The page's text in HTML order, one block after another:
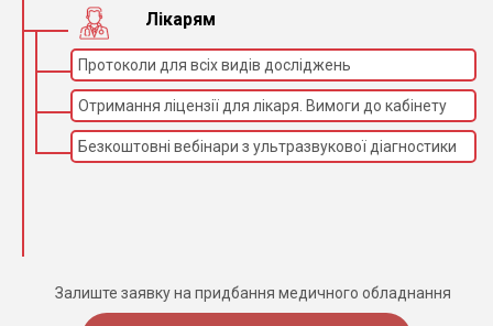
Лікарям
Протоколи для всіх видів досліджень
Отримання ліцензії для лікаря. Вимоги до кабінету
Безкоштовні вебінари з ультразвукової діагностики
Залиште заявку на придбання медичного обладнання